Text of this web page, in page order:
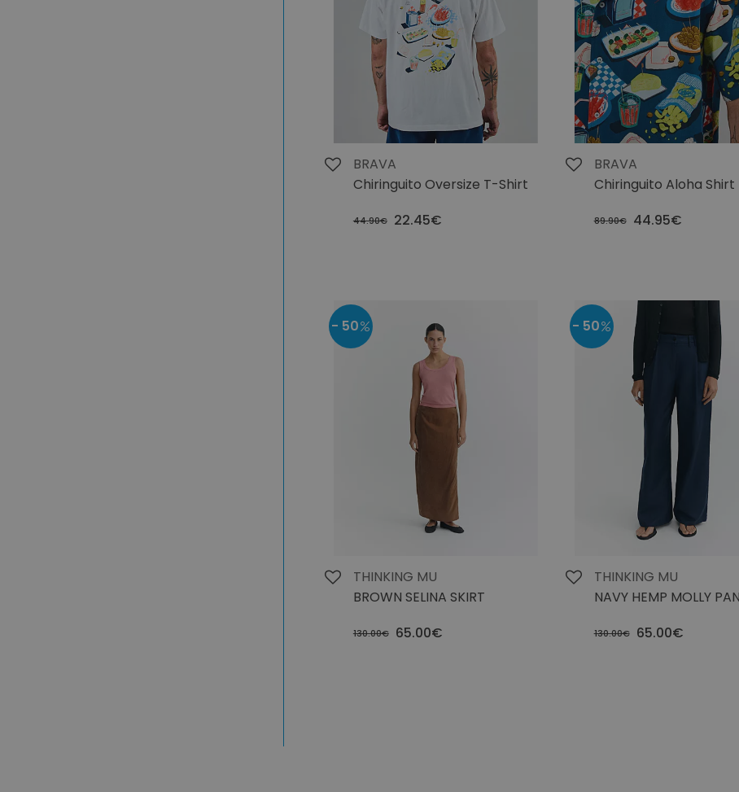
BRAVA
Chiringuito Oversize T-Shirt
44.90€ 22.45€
BRAVA
Chiringuito Aloha Shirt
89.90€ 44.95€
THINKING MU
BROWN SELINA SKIRT
130.00€ 65.00€
- 50
THINKING MU
NAVY HEMP MOLLY
130.00€ 65.00€
- 50